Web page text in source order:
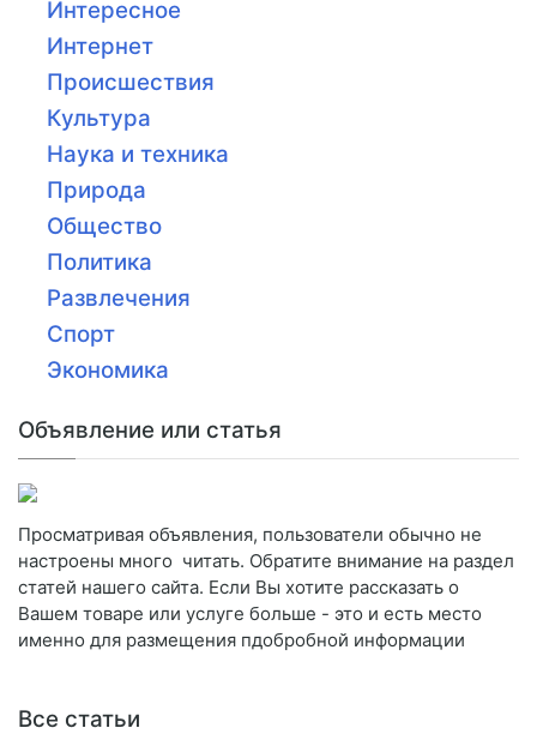
Интересное
Интернет
Происшествия
Культура
Наука и техника
Природа
Общество
Политика
Развлечения
Спорт
Экономика
Объявление или статья
Просматривая объявления, пользователи обычно не
настроены много читать. Обратите внимание на раздел
статей нашего сайта. Если Вы хотите рассказать о
Вашем товаре или услуге больше - это и есть место
именно для размещения пдобробной информации
Все статьи